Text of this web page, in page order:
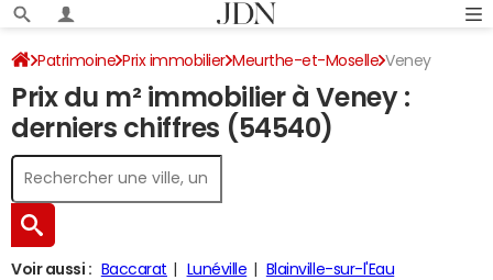
Patrimoine Prix immobilier Meurthe-et-Moselle Veney
Prix du m² immobilier à Veney :
derniers chiffres (54540)
Voir aussi : Baccarat Lunéville Blainville-sur-l'Eau